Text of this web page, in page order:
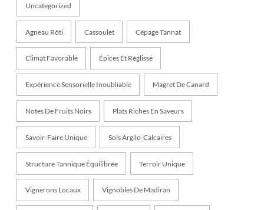
Uncategorized
Agneau Rôti Cassoulet Cépage Tannat
Climat Favorable Épices Et Réglisse
Expérience Sensorielle Inoubliable Magret De Canard
Notes De Fruits Noirs Plats Riches En Saveurs
Savoir-Faire Unique Sols Argilo-Calcaires
Structure Tannique Équilibrée Terroir Unique
Vignerons Locaux Vignobles De Madiran